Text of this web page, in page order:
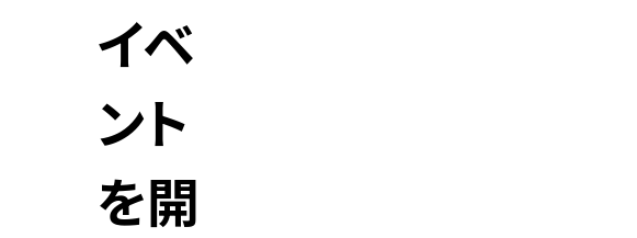
イベ
ント
を開